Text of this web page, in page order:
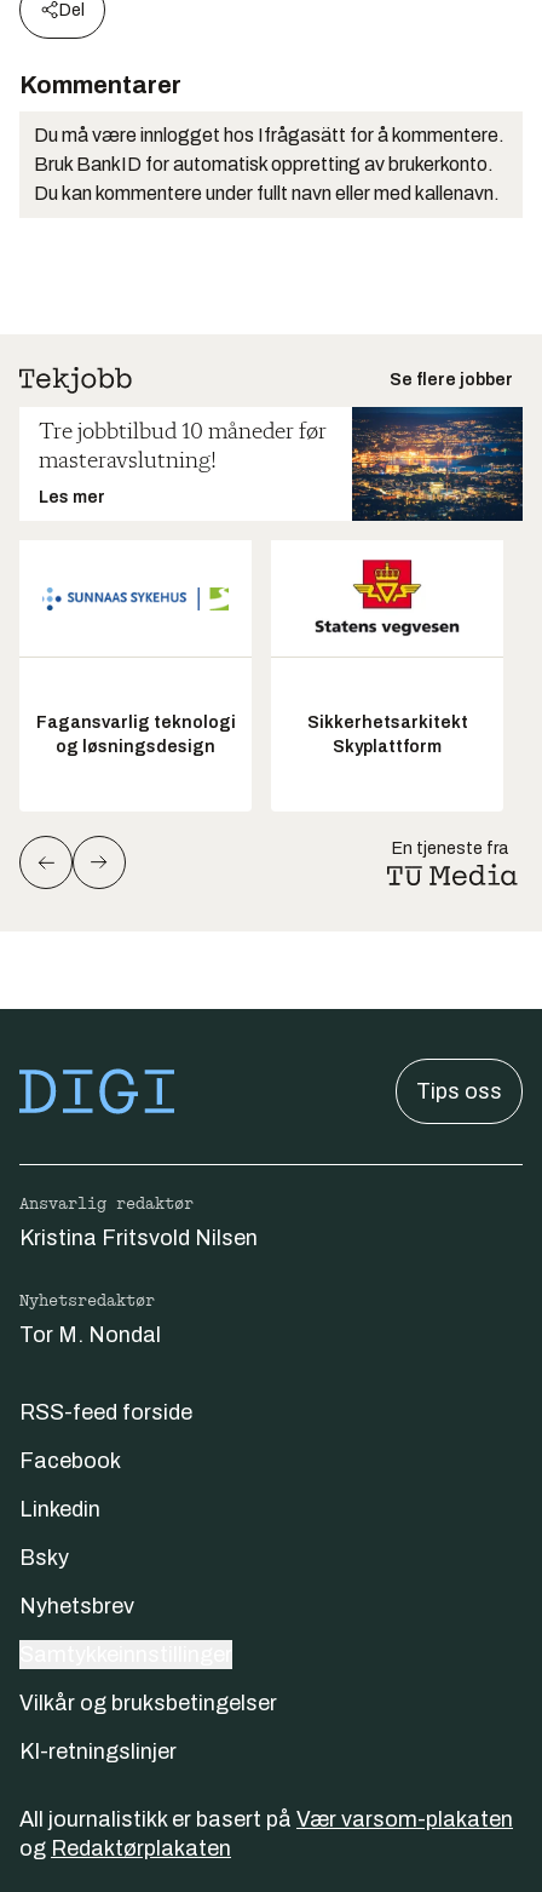
Del
Kommentarer
Du må være innlogget hos Ifrågasätt for å kommentere.
Bruk BankID for automatisk oppretting av brukerkonto.
Du kan kommentere under fullt navn eller med kallenavn.
Se flere jobber
Tre jobbtilbud 10 måneder før
masteravslutning!
Les mer
Fagansvarlig teknologi
og løsningsdesign
Sikkerhetsarkitekt
Skyplattform
En tjeneste fra
Tips oss
Ansvarlig redaktør
Kristina Fritsvold Nilsen
Nyhetsredaktør
Tor M. Nondal
RSS-feed forside
Facebook
Linkedin
Bsky
Nyhetsbrev
Vilkår og bruksbetingelser
KI-retningslinjer
All journalistikk er basert på Vær varsom-plakaten
og Redaktørplakaten